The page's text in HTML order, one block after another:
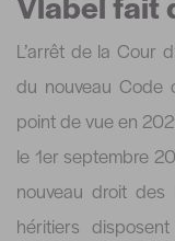
L’arrêt de la Cour
du nouveau Code
point de vue en
le 1er septembre
nouveau droit
héritiers